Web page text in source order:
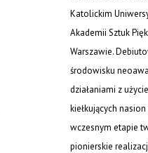
Katolickim
Akademii Sztuk
Warszawie.
środowisku
działaniami z
kiełkujących
wczesnym etapie
pionierskie